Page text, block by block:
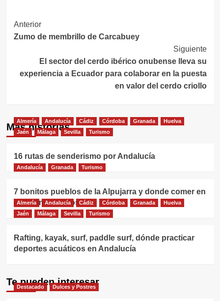
Navegación
de
entradas
Anterior
Zumo de membrillo de Carcabuey
Siguiente
El sector del cerdo ibérico onubense lleva su
experiencia a Ecuador para colaborar en la puesta
en valor del cerdo criollo
Más historias
Almería Andalucía Cádiz Córdoba Granada
Huelva
Jaén
Málaga Sevilla Turismo
16 rutas de senderismo por Andalucía
Andalucía Granada Turismo
7 bonitos pueblos de la Alpujarra y donde comer en
cada uno de ellos
Almería Andalucía Cádiz Córdoba Granada
Huelva
Jaén
Málaga Sevilla Turismo
Rafting, kayak, surf, paddle surf, dónde practicar
deportes acuáticos en Andalucía
Te pueden interesar
Destacado Dulces y Postres